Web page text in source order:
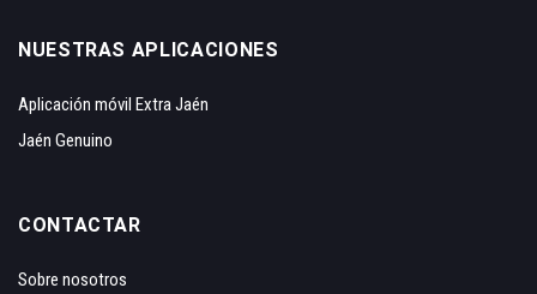
NUESTRAS APLICACIONES
Aplicación móvil Extra Jaén
Jaén Genuino
CONTACTAR
Sobre nosotros